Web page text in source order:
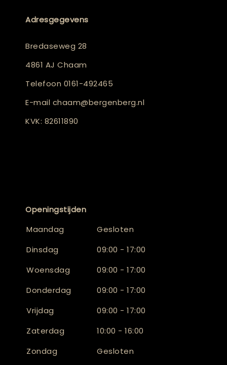
Adresgegevens
Bredaseweg 28
4861 AJ Chaam
Telefoon 0161-492465
E-mail chaam@bergenberg.nl
KVK: 82611890
Openingstijden
Maandag
Gesloten
Dinsdag
09:00 - 17:00
Woensdag
09:00 - 17:00
Donderdag
09:00 - 17:00
Vrijdag
09:00 - 17:00
Zaterdag
10:00 - 16:00
Zondag
Gesloten